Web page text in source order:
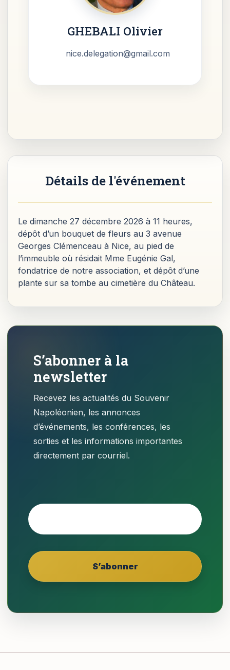
GHEBALI Olivier
nice.delegation@gmail.com
Détails de l'événement
Le dimanche 27 décembre 2026 à 11 heures,
dépôt d’un bouquet de fleurs au 3 avenue
Georges Clémenceau à Nice, au pied de
l’immeuble où résidait Mme Eugénie Gal,
fondatrice de notre association, et dépôt d’une
plante sur sa tombe au cimetière du Château.
S’abonner à la
newsletter
Recevez les actualités du Souvenir
Napoléonien, les annonces
d’événements, les conférences, les
sorties et les informations importantes
directement par courriel.